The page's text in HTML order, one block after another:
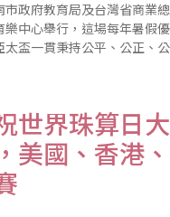
市政府教育局及台灣省商業
樂中心舉行，這場每年暑假
太盃一貫秉持公平、公正、
世界珠算日
美國、香港